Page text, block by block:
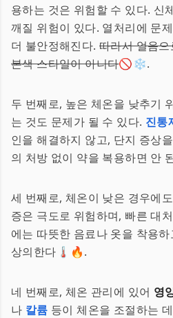
용하는 것은 위험할 수 있다. 신
깨질 위험이 있다. 열처리에 문
더 불안정해진다. 따라서 얼음
본색 스타일이 아니다🚫❄️.
두 번째로, 높은 체온을 낮추기
는 것도 문제가 될 수 있다. 진통
인을 해결하지 않고, 단지 증상
의 처방 없이 약을 복용하면 안
세 번째로, 체온이 낮은 경우에
증은 극도로 위험하며, 빠른 대
에는 따뜻한 음료나 옷을 착용
상의한다🌡️🔥.
네 번째로, 체온 관리에 있어 영
나 칼륨 등이 체온을 조절하는